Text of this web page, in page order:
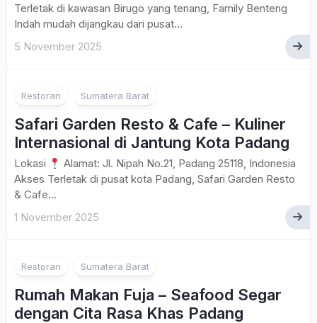
Terletak di kawasan Birugo yang tenang, Family Benteng
Indah mudah dijangkau dari pusat...
5 November 2025
Restoran Sumatera Barat
Safari Garden Resto & Cafe – Kuliner
Internasional di Jantung Kota Padang
Lokasi
Alamat: Jl. Nipah No.21, Padang 25118, Indonesia
Akses Terletak di pusat kota Padang, Safari Garden Resto
& Cafe...
1 November 2025
Restoran Sumatera Barat
Rumah Makan Fuja – Seafood Segar
dengan Cita Rasa Khas Padang